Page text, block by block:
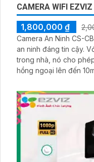
CAMERA WIFI
1,800,000 ₫
Camera An Ninh CS-
an ninh đáng tin cậy. Với tính năng hồng ngoại SMD lắp
trong nhà, nó cho
hồng ngoại lên đến 10m. Thiết kế nhỏ gọn của nó giúp
trang bị công nghệ
lượng hình ảnh sắc nét